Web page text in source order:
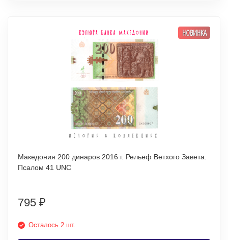
НОВИНКА
Македония 200 динаров 2016 г. Рельеф Ветхого Завета.
Псалом 41 UNC
795 ₽
Осталось 2 шт.